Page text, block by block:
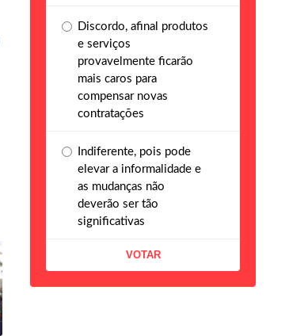
Discordo, afinal produtos
e serviços
provavelmente ficarão
mais caros para
compensar novas
contratações
Indiferente, pois pode
elevar a informalidade e
as mudanças não
deverão ser tão
significativas